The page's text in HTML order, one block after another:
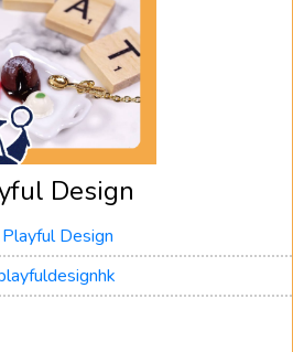
Design
Design